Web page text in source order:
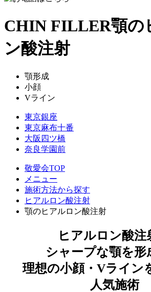
CHIN FILLER顎の
ン酸注射
顎形成
小顔
Vライン
東京銀座
東京麻布十番
大阪四ツ橋
奈良学園前
敬愛会TOP
メニュー
施術方法から探す
ヒアルロン酸注射
顎のヒアルロン酸注射
ヒアルロン酸注
シャープな顎を形
理想の小顔・Vライン
人気施術